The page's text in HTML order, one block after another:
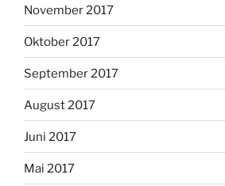
November 2017
Oktober 2017
September 2017
August 2017
Juni 2017
Mai 2017